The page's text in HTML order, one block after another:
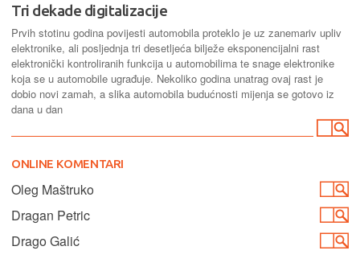
Tri dekade digitalizacije
Prvih stotinu godina povijesti automobila proteklo je uz zanemariv upliv
elektronike, ali posljednja tri desetljeća bilježe eksponencijalni rast
elektronički kontroliranih funkcija u automobilima te snage elektronike
koja se u automobile ugrađuje. Nekoliko godina unatrag ovaj rast je
dobio novi zamah, a slika automobila budućnosti mijenja se gotovo iz
dana u dan
ONLINE KOMENTARI
Oleg Maštruko
Dragan Petric
Drago Galić